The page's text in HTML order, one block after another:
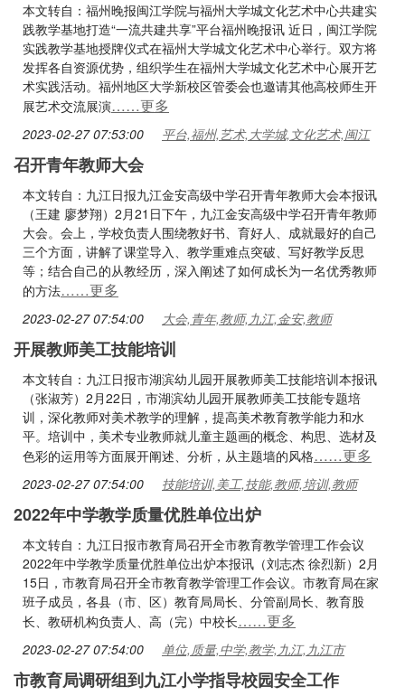
本文转自：福州晚报闽江学院与福州大学城文化艺术中心共建实
践教学基地打造“一流共建共享”平台福州晚报讯 近日，闽江学院
实践教学基地授牌仪式在福州大学城文化艺术中心举行。双方将
发挥各自资源优势，组织学生在福州大学城文化艺术中心展开艺
术实践活动。福州地区大学新校区管委会也邀请其他高校师生开
展艺术交流展演……更多
2023-02-27 07:53:00 平台,福州,艺术,大学城,文化艺术,闽江
召开青年教师大会
本文转自：九江日报九江金安高级中学召开青年教师大会本报讯
（王建 廖梦翔）2月21日下午，九江金安高级中学召开青年教师
大会。会上，学校负责人围绕教好书、育好人、成就最好的自己
三个方面，讲解了课堂导入、教学重难点突破、写好教学反思
等；结合自己的从教经历，深入阐述了如何成长为一名优秀教师
的方法……更多
2023-02-27 07:54:00 大会,青年,教师,九江,金安,教师
开展教师美工技能培训
本文转自：九江日报市湖滨幼儿园开展教师美工技能培训本报讯
（张淑芳）2月22日，市湖滨幼儿园开展教师美工技能专题培
训，深化教师对美术教学的理解，提高美术教育教学能力和水
平。培训中，美术专业教师就儿童主题画的概念、构思、选材及
色彩的运用等方面展开阐述、分析，从主题墙的风格……更多
2023-02-27 07:54:00 技能培训,美工,技能,教师,培训,教师
2022年中学教学质量优胜单位出炉
本文转自：九江日报市教育局召开全市教育教学管理工作会议
2022年中学教学质量优胜单位出炉本报讯（刘志杰 徐烈新）2月
15日，市教育局召开全市教育教学管理工作会议。市教育局在家
班子成员，各县（市、区）教育局局长、分管副局长、教育股
长、教研机构负责人、高（完）中校长……更多
2023-02-27 07:54:00 单位,质量,中学,教学,九江,九江市
市教育局调研组到九江小学指导校园安全工作